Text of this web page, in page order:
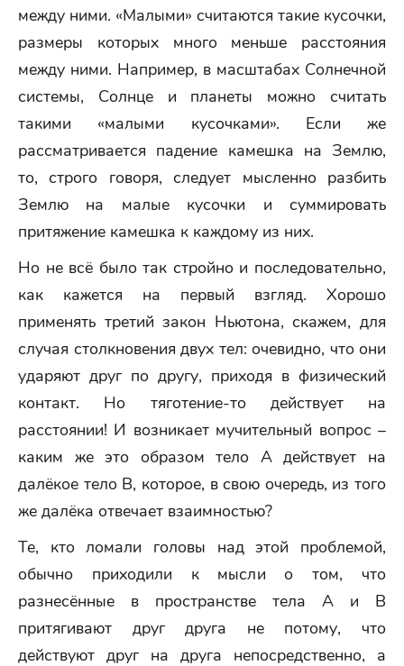
между ними. «Малыми» считаются такие кусочки,
размеры которых много меньше расстояния
между ними. Например, в масштабах Солнечной
системы, Солнце и планеты можно считать
такими «малыми кусочками». Если же
рассматривается падение камешка на Землю,
то, строго говоря, следует мысленно разбить
Землю на малые кусочки и суммировать
притяжение камешка к каждому из них.
Но не всё было так стройно и последовательно,
как кажется на первый взгляд. Хорошо
применять третий закон Ньютона, скажем, для
случая столкновения двух тел: очевидно, что они
ударяют друг по другу, приходя в физический
контакт. Но тяготение-то действует на
расстоянии! И возникает мучительный вопрос –
каким же это образом тело А действует на
далёкое тело В, которое, в свою очередь, из того
же далёка отвечает взаимностью?
Те, кто ломали головы над этой проблемой,
обычно приходили к мысли о том, что
разнесённые в пространстве тела А и В
притягивают друг друга не потому, что
действуют друг на друга непосредственно, а